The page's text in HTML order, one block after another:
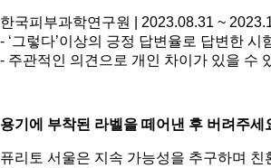
한국피부과학연구원 | 2023.08.31 ~
- ‘그렇다’이상의 긍정 답변율로 답변한 시
- 주관적인 의견으로 개인 차이가 있을 수
용기에 부착된 라벨을 떼어낸 후 버려주세
퓨리토 서울은 지속 가능성을 추구하며 친